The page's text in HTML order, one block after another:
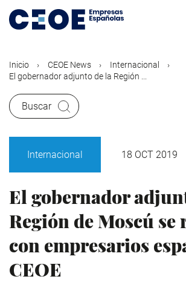
contenido
Inicio CEOE News
Internacional
El gobernador adjunto de la Región ...
Buscar
Internacional 18 OCT 2019
El gobernador
Región de Moscú se
con empresarios
CEOE